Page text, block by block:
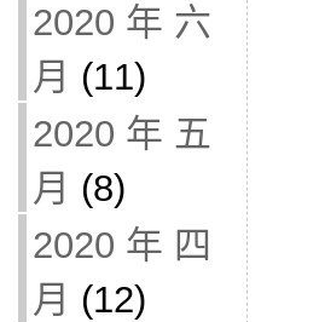
2020 年 六
月 (11)
2020 年 五
月 (8)
2020 年 四
月 (12)